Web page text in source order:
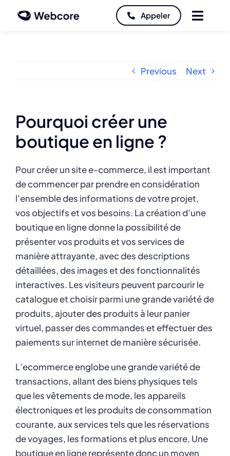
Appeler
Référencement web
Infogérance
Services
Projets
Blog
Contact
Previous Next
Pourquoi créer une
boutique en ligne ?
Pour créer un site e-commerce, il est important
de commencer par prendre en considération
l’ensemble des informations de votre projet,
vos objectifs et vos besoins. La création d’une
boutique en ligne donne la possibilité de
présenter vos produits et vos services de
manière attrayante, avec des descriptions
détaillées, des images et des fonctionnalités
interactives. Les visiteurs peuvent parcourir le
catalogue et choisir parmi une grande variété de
produits, ajouter des produits à leur panier
virtuel, passer des commandes et effectuer des
paiements sur internet de manière sécurisée.
L’ecommerce englobe une grande variété de
transactions, allant des biens physiques tels
que les vêtements de mode, les appareils
électroniques et les produits de consommation
courante, aux services tels que les réservations
de voyages, les formations et plus encore. Une
boutique en ligne représente donc un moyen